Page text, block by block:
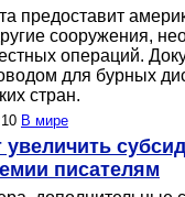
предоставит
сооружения,
операций.
для бурных
стран.
В мире
увеличить
писателям